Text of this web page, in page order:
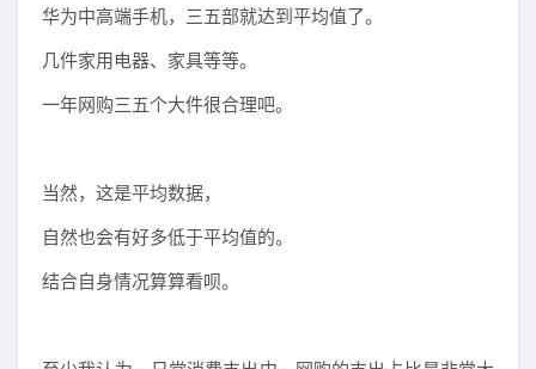
华为中高端手机，三五部就达到平均值了。
几件家用电器、家具等等。
一年网购三五个大件很合理吧。
当然，这是平均数据，
自然也会有好多低于平均值的。
结合自身情况算算看呗。